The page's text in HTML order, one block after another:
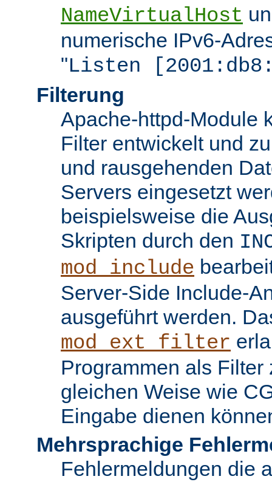
NameVirtualHost
numerische IPv6-
"Listen
Filterung
Apache-httpd-Module
Filter entwickelt und
und rausgehenden
Servers eingesetzt
beispielsweise die
Skripten durch den
mod_include
Server-Side Include-
ausgeführt werden.
mod_ext_filter
Programmen als Filter
gleichen Weise wie
Eingabe dienen
Mehrsprachige
Fehlermeldungen die